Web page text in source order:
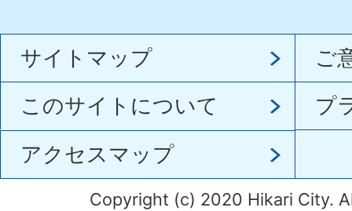
サイトマップ
ご
このサイトについて
プ
アクセスマップ
Copyright (c) 2020 Hikari City.